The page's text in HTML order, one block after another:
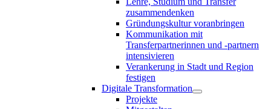
zusammendenken
Gründungskultur voranbringen
Kommunikation mit
Transferpartnerinnen und -partnern
intensivieren
Verankerung in Stadt und Region
festigen
Digitale Transformation
Projekte